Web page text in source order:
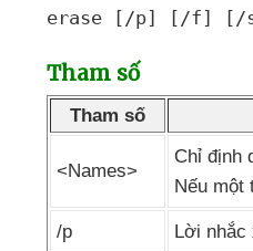
erase [/p] [/f] [/
Tham số
Tham số
<Names>
Chỉ định
Nếu một
/p Lời nhắc